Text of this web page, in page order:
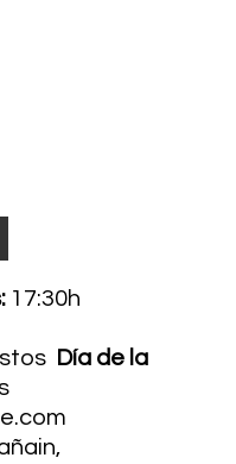
17:30h
Día de la